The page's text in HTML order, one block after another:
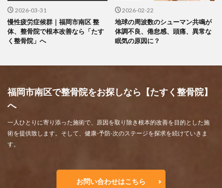
2026-03-31
慢性疲労症候群｜福岡市南区 整
体、整骨院で根本改善なら「たす
く整骨院」へ
2026-02-22
地球の周波数のシューマン共鳴が
体調不良、倦怠感、頭痛、異常な
眠気の原因に？
福岡市南区で整骨院をお探しなら【たすく整骨院】
へ
一人ひとりに寄り添った施術で、原因を取り除き根本的改善を目的とした施
術を提供致します。そして、健康-予防-次のステージを探求を続けていきま
す。
お問い合わせはこちら